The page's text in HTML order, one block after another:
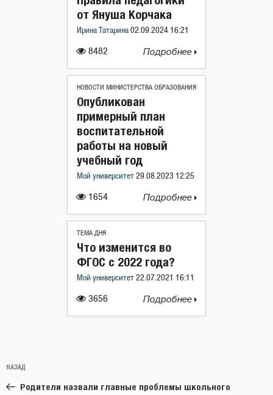
8482
от Януша Корчака
Ирина Татарина 02.09.2024 16:21
Подробнее
НОВОСТИ МИНИСТЕРСТВА ОБРАЗОВАНИЯ
1654
Опубликован
примерный план
воспитательной
работы на новый
учебный год
Мой университет 29.08.2023 12:25
Подробнее
ТЕМА ДНЯ
3656
Что изменится во
ФГОС с 2022 года?
Мой университет 22.07.2021 16:11
Подробнее
по
записям
Предыдущая
запись:
НАЗАД
Родители назвали главные проблемы школьного